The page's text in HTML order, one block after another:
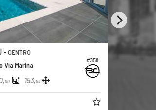
#358
-CENTRO
Via Marina
00 153,00